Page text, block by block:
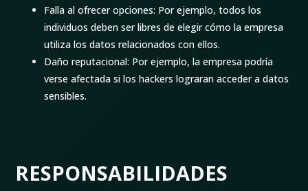
Falla al ofrecer opciones: Por ejemplo, todos los
individuos deben ser libres de elegir cómo la empresa
utiliza los datos relacionados con ellos.
Daño reputacional: Por ejemplo, la empresa podría
verse afectada si los hackers lograran acceder a datos
sensibles.
RESPONSABILIDADES